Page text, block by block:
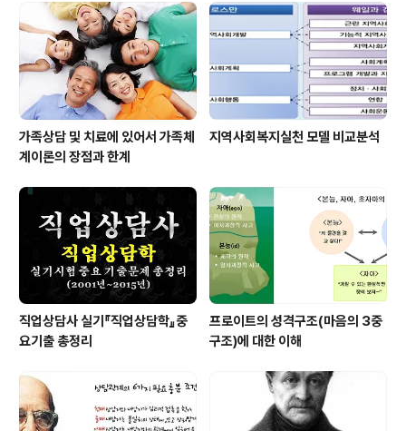
가족상담 및 치료에 있어서 가족체
계이론의 장점과 한계
지역사회복지실천 모델 비교분석
직업상담사 실기『직업상담학』중
요기출 총정리
프로이트의 성격구조(마음의 3중
구조)에 대한 이해